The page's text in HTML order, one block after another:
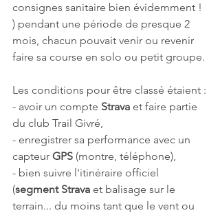
consignes sanitaire bien évidemment !
) pendant une période de presque 2
mois, chacun pouvait venir ou revenir
faire sa course en solo ou petit groupe.
Les conditions pour être classé étaient :
- avoir un compte Strava et faire partie
du club Trail Givré,
- enregistrer sa performance avec un
capteur GPS (montre, téléphone),
- bien suivre l'itinéraire officiel
(segment Strava et balisage sur le
terrain... du moins tant que le vent ou